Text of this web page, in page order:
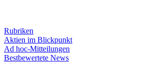
Rubriken
Aktien im Blickpunkt
Ad hoc-Mitteilungen
Bestbewertete News